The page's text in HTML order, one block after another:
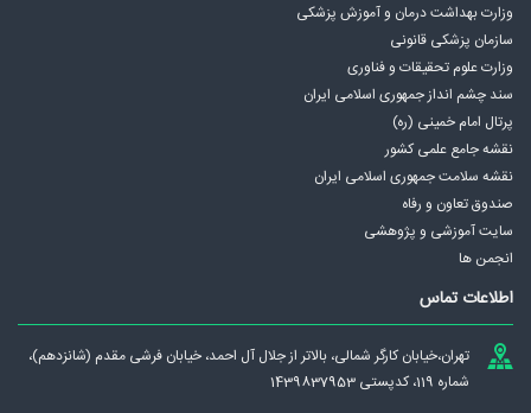
وزارت بهداشت درمان و آموزش پزشکی
سازمان پزشکی قانونی
وزارت علوم تحقیقات و فناوری
سند چشم انداز جمهوری اسلامی ايران
پرتال امام خمینی (ره)
نقشه جامع علمی كشور
نقشه سلامت جمهوری اسلامی ايران
صندوق تعاون و رفاه
سایت آموزشی و پژوهشی
انجمن ها
اطلاعات تماس
تهران،‌خيابان كارگر شمالی، بالاتر از جلال آل احمد، خيابان فرشی مقدم (شانزدهم)،
شماره 119، کدپستی 1439837953